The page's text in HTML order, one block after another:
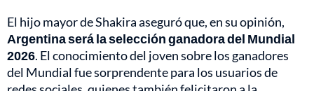
El hijo mayor de Shakira aseguró que, en su opinión,
Argentina será la selección ganadora del Mundial
2026. El conocimiento del joven sobre los ganadores
del Mundial fue sorprendente para los usuarios de